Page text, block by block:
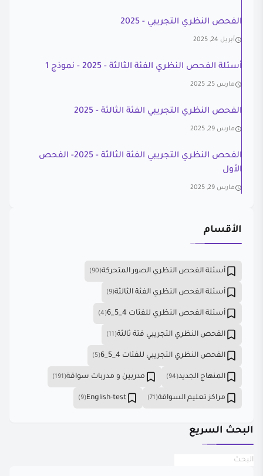
الفحص النظري التجريبي - 2025
أبريل 24, 2025
أسئلة الفحص النظري الفئة الثالثة - 2025 - نموذج 1
مارس 25, 2025
الفحص النظري التجريبي الفئة الثالثة - 2025
مارس 29, 2025
الفحص النظري التجريبي الفئة الثالثة - 2025- الفحص
الأول
مارس 29, 2025
الأقسام
أسئلة الفحص النظري الصور المتحركة(90)
أسئلة الفحص النظري الفئة الثالثة(9)
أسئلة الفحص النظري للفئات 4_5_6 (4)
الفحص النظري التجريبي فئة ثالثة(11)
الفحص النظري التجريبي للفئات 4_5_6 (5)
المنهاج الجديد(94) مدربين و مدربات سواقة(191)
مراكز تعليم السواقة(71)
English-test
(9)
البحث السريع